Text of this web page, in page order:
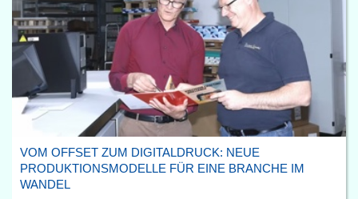
VOM OFFSET ZUM DIGITALDRUCK: NEUE
PRODUKTIONSMODELLE FÜR EINE BRANCHE IM
WANDEL